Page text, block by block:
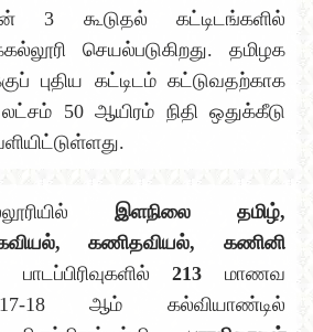
3 கூடுதல் கட்டிடங்களில்
செயல்படுகிறது. தமிழக
புதிய கட்டிடம் கட்டுவதற்காக
50 ஆயிரம் நிதி ஒதுக்கீடு
இளநிலை தமிழ்,
கணிதவியல், கணினி
213 மாணவ
18 ஆம் கல்வியாண்டில்